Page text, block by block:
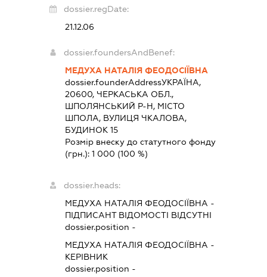
dossier.regDate:
21.12.06
dossier.foundersAndBenef:
МЕДУХА НАТАЛІЯ ФЕОДОСІЇВНА
dossier.founderAddressУКРАЇНА,
20600, ЧЕРКАСЬКА ОБЛ.,
ШПОЛЯНСЬКИЙ Р-Н, МІСТО
ШПОЛА, ВУЛИЦЯ ЧКАЛОВА,
БУДИНОК 15
Розмір внеску до статутного фонду
(грн.): 1 000 (100 %)
dossier.heads:
МЕДУХА НАТАЛІЯ ФЕОДОСІЇВНА -
ПІДПИСАНТВІДОМОСТІ ВІДСУТНІ
dossier.position -
МЕДУХА НАТАЛІЯ ФЕОДОСІЇВНА -
КЕРІВНИК
dossier.position -